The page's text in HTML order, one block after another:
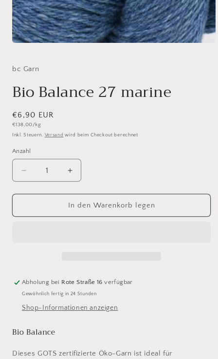
Modal
bc Garn
Bio Balance 27 marine
Normaler
Preis
€6,90 EUR
Grundpreis
€138,00/kg
Inkl. Steuern. Versand wird beim Checkout berechnet
Anzahl
Anzahl
Verringere
die
Menge
Bio
Erhöhe
die
Menge
für
Bio
In den Warenkorb legen
Abholung bei Rote Straße 16 verfügbar
Gewöhnlich fertig in 24 Stunden
Shop-Informationen anzeigen
Bio Balance
Dieses GOTS zertifizierte Öko-Garn ist ideal für